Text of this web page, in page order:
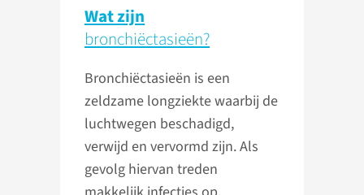
Wat zijn
bronchiëctasieën?
Bronchiëctasieën is een
zeldzame longziekte waarbij de
luchtwegen beschadigd,
verwijd en vervormd zijn. Als
gevolg hiervan treden